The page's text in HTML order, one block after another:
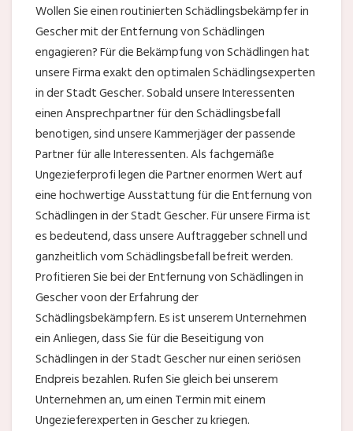
Wollen Sie einen routinierten Schädlingsbekämpfer in
Gescher mit der Entfernung von Schädlingen
engagieren? Für die Bekämpfung von Schädlingen hat
unsere Firma exakt den optimalen Schädlingsexperten
in der Stadt Gescher. Sobald unsere Interessenten
einen Ansprechpartner für den Schädlingsbefall
benotigen, sind unsere Kammerjäger der passende
Partner für alle Interessenten. Als fachgemäße
Ungezieferprofi legen die Partner enormen Wert auf
eine hochwertige Ausstattung für die Entfernung von
Schädlingen in der Stadt Gescher. Für unsere Firma ist
es bedeutend, dass unsere Auftraggeber schnell und
ganzheitlich vom Schädlingsbefall befreit werden.
Profitieren Sie bei der Entfernung von Schädlingen in
Gescher voon der Erfahrung der
Schädlingsbekämpfern. Es ist unserem Unternehmen
ein Anliegen, dass Sie für die Beseitigung von
Schädlingen in der Stadt Gescher nur einen seriösen
Endpreis bezahlen. Rufen Sie gleich bei unserem
Unternehmen an, um einen Termin mit einem
Ungezieferexperten in Gescher zu kriegen.